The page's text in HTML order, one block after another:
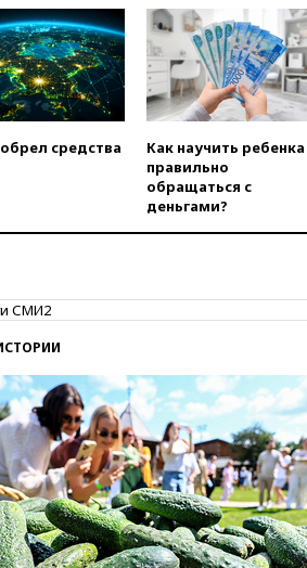
средства
Как научить ребенка
правильно
обращаться с
деньгами?
СМИ2